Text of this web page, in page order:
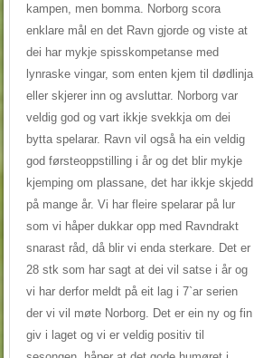
kampen, men bomma. Norborg scora
enklare mål en det Ravn gjorde og viste at
dei har mykje spisskompetanse med
lynraske vingar, som enten kjem til dødlinja
eller skjerer inn og avsluttar. Norborg var
veldig god og vart ikkje svekkja om dei
bytta spelarar. Ravn vil også ha ein veldig
god førsteoppstilling i år og det blir mykje
kjemping om plassane, det har ikkje skjedd
på mange år. Vi har fleire spelarar på lur
som vi håper dukkar opp med Ravndrakt
snarast råd, då blir vi enda sterkare. Det er
28 stk som har sagt at dei vil satse i år og
vi har derfor meldt på eit lag i 7`ar serien
der vi vil møte Norborg. Det er ein ny og fin
giv i laget og vi er veldig positiv til